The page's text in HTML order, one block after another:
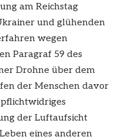
am Reichstag
und glühenden
wegen
Paragraf 59 des
Drohne über dem
der Menschen davor
der Luftaufsicht
eines anderen